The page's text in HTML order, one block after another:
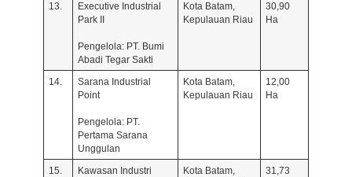
13.
Executive Industrial
Park II
Pengelola: PT. Bumi
Abadi Tegar Sakti
Kota Batam,
Kepulauan Riau
30,90
Ha
14.
Sarana Industrial
Point
Pengelola: PT.
Pertama Sarana
Unggulan
Kota Batam,
Kepulauan Riau
12,00
Ha
15.
Kawasan Industri
Kota Batam,
31,73